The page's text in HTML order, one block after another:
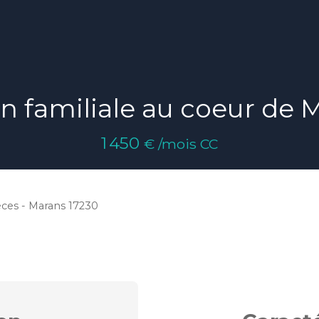
familiale au coeur de
1 450 € /mois CC
- Marans 17230